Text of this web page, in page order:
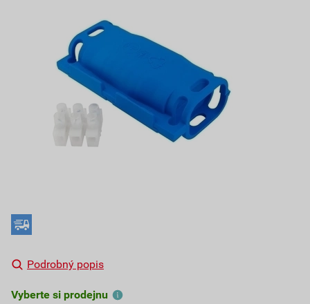
Podrobný popis
Vyberte si prodejnu